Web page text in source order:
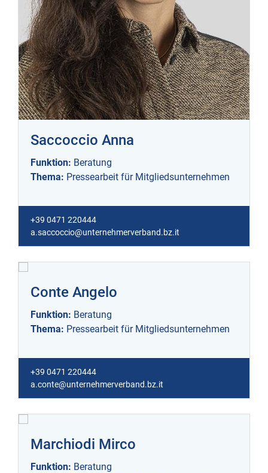
Saccoccio Anna
Funktion: Beratung
Thema: Pressearbeit für Mitgliedsunternehmen
+39 0471 220444
a.saccoccio@unternehmerverband.bz.it
Conte Angelo
Funktion: Beratung
Thema: Pressearbeit für Mitgliedsunternehmen
+39 0471 220444
a.conte@unternehmerverband.bz.it
Marchiodi Mirco
Funktion: Beratung